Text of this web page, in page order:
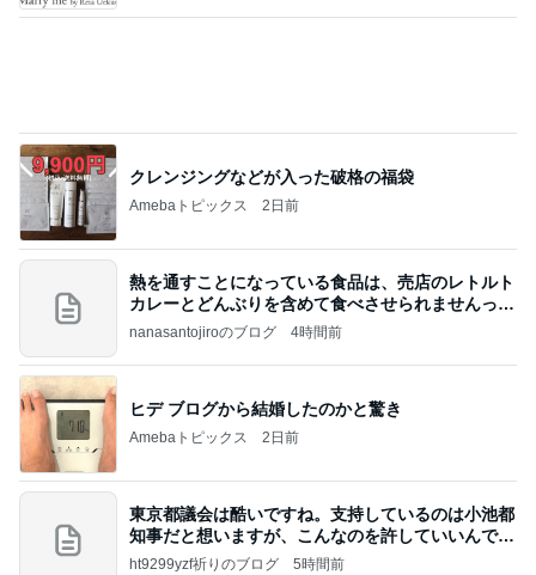
クレンジングなどが入った破格の福袋
Amebaトピックス 2日前
熱を通すことになっている食品は、売店のレトルト
カレーとどんぶりを含めて食べさせられませんっ
て、男
nanasantojiroのブログ 4時間前
ヒデ ブログから結婚したのかと驚き
Amebaトピックス 2日前
東京都議会は酷いですね。支持しているのは小池都
知事だと想いますが、こんなのを許していいんです
か？
ht9299yzf祈りのブログ 5時間前